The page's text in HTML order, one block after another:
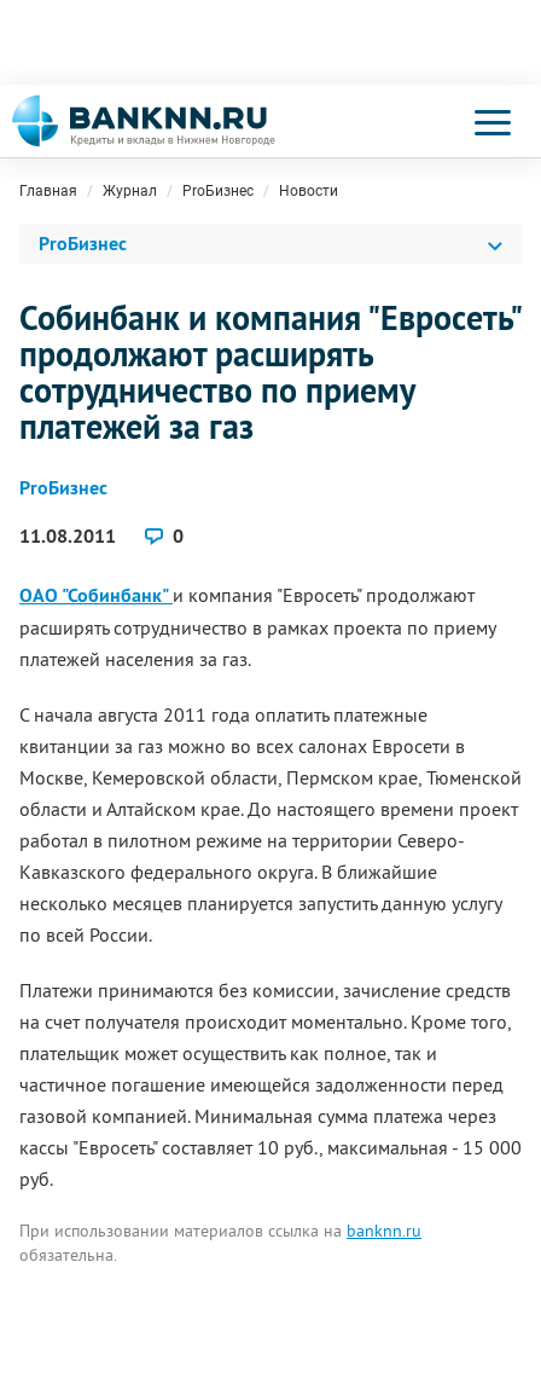
Главная Журнал ProБизнес Новости
ProБизнес
Собинбанк и компания "Евросеть"
продолжают расширять
сотрудничество по приему
платежей за газ
ProБизнес
11.08.2011
0
ОАО "Собинбанк" и компания "Евросеть" продолжают
расширять сотрудничество в рамках проекта по приему
платежей населения за газ.
С начала августа 2011 года оплатить платежные
квитанции за газ можно во всех салонах Евросети в
Москве, Кемеровской области, Пермском крае, Тюменской
области и Алтайском крае. До настоящего времени проект
работал в пилотном режиме на территории Северо-
Кавказского федерального округа. В ближайшие
несколько месяцев планируется запустить данную услугу
по всей России.
Платежи принимаются без комиссии, зачисление средств
на счет получателя происходит моментально. Кроме того,
плательщик может осуществить как полное, так и
частичное погашение имеющейся задолженности перед
газовой компанией. Минимальная сумма платежа через
кассы "Евросеть" составляет 10 руб., максимальная - 15 000
руб.
При использовании материалов ссылка на banknn.ru
обязательна.